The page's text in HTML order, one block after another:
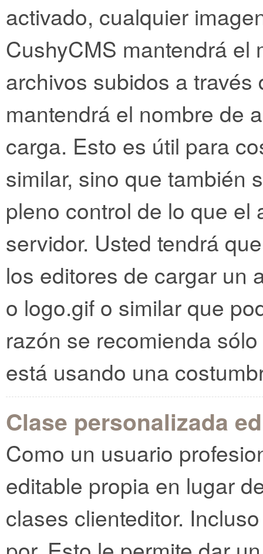
activado, cualquier
CushyCMS mantendrá el
archivos subidos a
mantendrá el nombre de
carga. Esto es útil para
similar, sino que también
pleno control de lo que el
servidor. Usted tendrá
los editores de cargar un
o logo.gif o similar que
razón se recomienda
está usando una
Clase personalizada
Como un usuario
editable propia en lugar
clases clienteditor.